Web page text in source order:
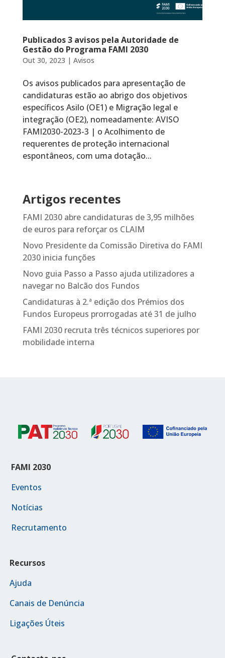
Publicados 3 avisos pela Autoridade de
Gestão do Programa FAMI 2030
Out 30, 2023 | Avisos
Os avisos publicados para apresentação de
candidaturas estão ao abrigo dos objetivos
específicos Asilo (OE1) e Migração legal e
integração (OE2), nomeadamente: AVISO
FAMI2030-2023-3 | o Acolhimento de
requerentes de proteção internacional
espontâneos, com uma dotação...
Artigos recentes
FAMI 2030 abre candidaturas de 3,95 milhões
de euros para reforçar os CLAIM
Novo Presidente da Comissão Diretiva do FAMI
2030 inicia funções
Novo guia Passo a Passo ajuda utilizadores a
navegar no Balcão dos Fundos
Candidaturas à 2.ª edição dos Prémios dos
Fundos Europeus prorrogadas até 31 de julho
FAMI 2030 recruta três técnicos superiores por
mobilidade interna
FAMI 2030
Eventos
Notícias
Recrutamento
Recursos
Ajuda
Canais de Denúncia
Ligações Úteis